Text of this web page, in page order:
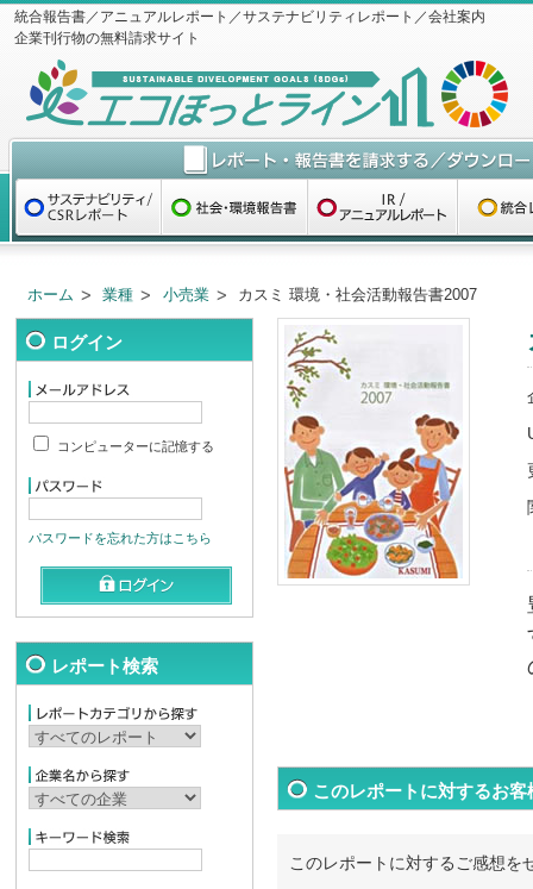
統合報告書／アニュアルレポート／サステナビリティレポート／会社案内
企業刊行物の無料請求サイト
ホーム 業種 小売業 カスミ 環境・社会活動報告書2007
ログイン
コンピューターに記憶する
パスワードを忘れた方はこちら
レポート検索
このレポートに対するお客
このレポートに対するご感想を